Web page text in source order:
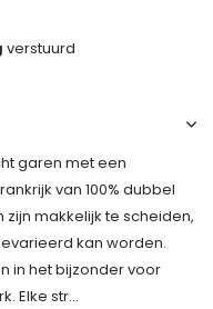
verstuurd
garen met een
van 100% dubbel
makkelijk te scheiden,
kan worden.
in het bijzonder voor
Elke str...